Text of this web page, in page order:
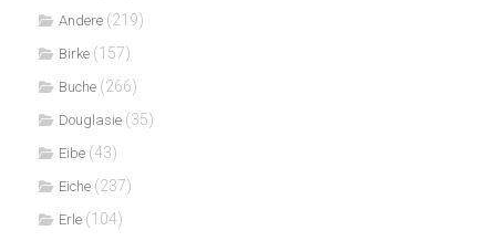
Andere (219)
Birke (157)
Buche (266)
Douglasie (35)
Eibe (43)
Eiche (237)
Erle (104)